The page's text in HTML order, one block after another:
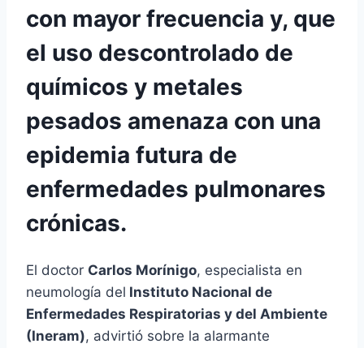
con mayor frecuencia y, que
el uso descontrolado de
químicos y metales
pesados amenaza con una
epidemia futura de
enfermedades pulmonares
crónicas.
El doctor Carlos Morínigo, especialista en
neumología del Instituto Nacional de
Enfermedades Respiratorias y del Ambiente
(Ineram), advirtió sobre la alarmante